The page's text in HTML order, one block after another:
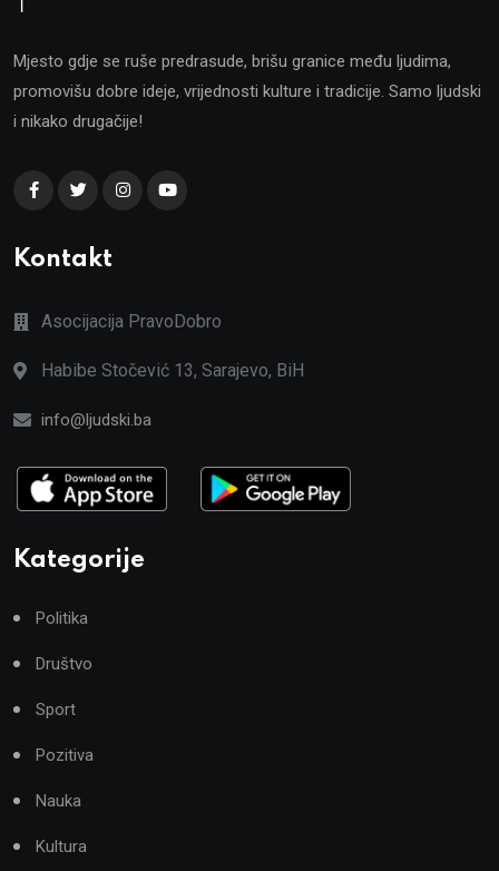
Mjesto gdje se ruše predrasude, brišu granice među ljudima,
promovišu dobre ideje, vrijednosti kulture i tradicije. Samo ljudski
i nikako drugačije!
Kontakt
Asocijacija PravoDobro
Habibe Stočević 13, Sarajevo, BiH
info@ljudski.ba
Kategorije
Politika
Društvo
Sport
Pozitiva
Nauka
Kultura